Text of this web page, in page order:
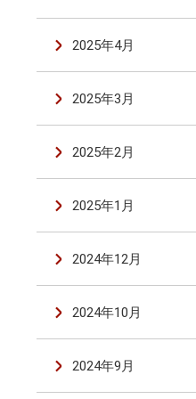
2025年4月
2025年3月
2025年2月
2025年1月
2024年12月
2024年10月
2024年9月